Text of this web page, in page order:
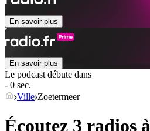
En savoir plus
En savoir plus
Le podcast débute dans
- 0 sec.
Ville Zoetermeer
Écoutez 3 radios à